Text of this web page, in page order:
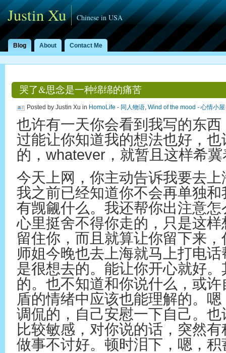
Justin Xu Chinese in USA
Blog About Contact Me
哭了&思念是一种绵绵的痛苦
Posted by Justin Xu in HomoLife - 同人物语, Wind of the mood - 心情小屋
也许有一天你会看到我写的东
过能让你知道我的想法也好，
的，whatever，就暂且这样希
今天上网，你主动告诉我要去
我之前已经知道你不会再单独
有觊觎什么。我还帮你出注意
心里挺舍不得你走的，只是这
留住你，而且就算让你留下来
师姐今晚也去上海就马上打电
是很想去的。能让你开心就好
的。也不知道和你说什么，或
盾的情绪中应该也能理解的。
调侃的，自己安慰一下自己。
比较敏感，对你说的话，突然
做事不讨好。顿时泪下，嗯，积